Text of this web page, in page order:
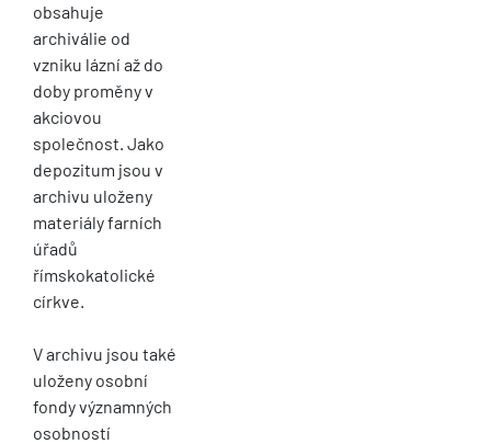
obsahuje
archiválie od
vzniku lázní až do
doby proměny v
akciovou
společnost. Jako
depozitum jsou v
archivu uloženy
materiály farních
úřadů
římskokatolické
církve.
V archivu jsou také
uloženy osobní
fondy významných
osobností